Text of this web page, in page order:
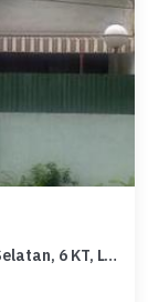
Rumah Mewah di Panglima Polim, Jakarta Selatan, 6 KT, LT 502m²